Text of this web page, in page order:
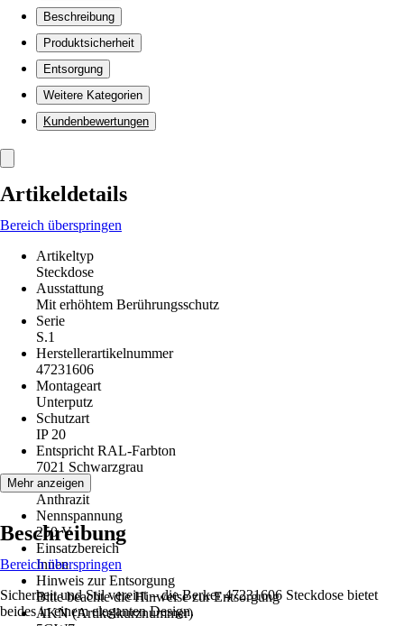
Beschreibung
Produktsicherheit
Entsorgung
Weitere Kategorien
Kundenbewertungen
Artikeldetails
Bereich überspringen
Artikeltyp
Steckdose
Ausstattung
Mit erhöhtem Berührungsschutz
Serie
S.1
Herstellerartikelnummer
47231606
Montageart
Unterputz
Schutzart
IP 20
Entspricht RAL-Farbton
7021 Schwarzgrau
Farbton
Anthrazit
Nennspannung
250 V
Einsatzbereich
Innen
Hinweis zur Entsorgung
Bitte beachte die Hinweise zur Entsorgung
AKN (Artikelkurznummer)
Mehr anzeigen
Beschreibung
Bereich überspringen
Sicherheit und Stil vereint – die Berker 47231606 Steckdose bietet
beides in einem eleganten Design.